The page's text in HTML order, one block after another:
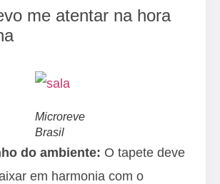
me atentar na hora
Microreve
Brasil
do ambiente: O tapete deve
em harmonia com o